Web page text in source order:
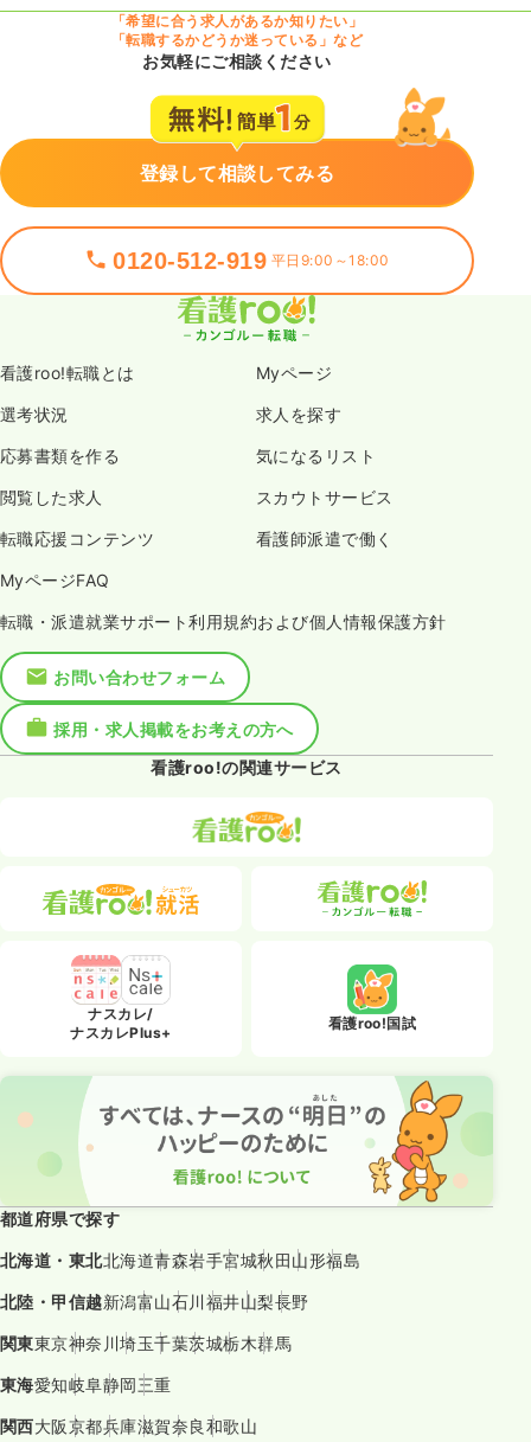
「希望に合う求人があるか知りたい」
「転職するかどうか迷っている」など
お気軽にご相談ください
登録して相談してみる
0120-512-919 平日9:00～18:00
看護roo!転職とは Myページ
選考状況 求人を探す
応募書類を作る 気になるリスト
閲覧した求人 スカウトサービス
転職応援コンテンツ 看護師派遣で働く
MyページFAQ
転職・派遣就業サポート利用規約および個人情報保護方針
お問い合わせフォーム
採用・求人掲載をお考えの方へ
看護roo!の関連サービス
ナスカレ/
ナスカレPlus+
看護roo!国試
都道府県で探す
北海道・東北北海道青森岩手宮城秋田山形福島
北陸・甲信越新潟富山石川福井山梨長野
関東東京神奈川埼玉千葉茨城栃木群馬
東海愛知岐阜静岡三重
関西大阪京都兵庫滋賀奈良和歌山